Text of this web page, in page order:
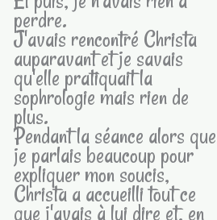
perdre.
J'avais rencontré Christa
auparavant et je savais
qu'elle pratiquait la
sophrologie mais rien de
plus.
Pendant la séance alors que
je parlais beaucoup pour
expliquer mon soucis,
Christa a accueilli tout ce
que j'avais à lui dire et, en